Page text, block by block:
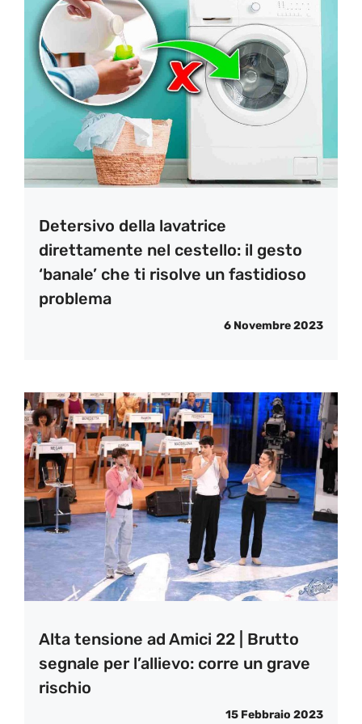
Detersivo della lavatrice
direttamente nel cestello: il gesto
‘banale’ che ti risolve un fastidioso
problema
6 Novembre 2023
Alta tensione ad Amici 22 | Brutto
segnale per l’allievo: corre un grave
rischio
15 Febbraio 2023